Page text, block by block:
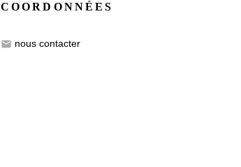
COORDONNÉES
email nous contacter